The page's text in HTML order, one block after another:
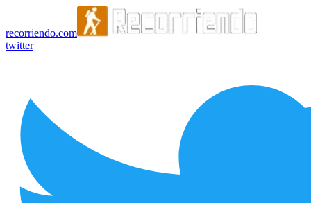
recorriendo.com
twitter